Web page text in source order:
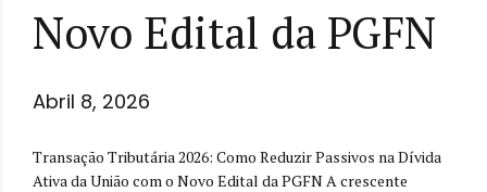
Novo Edital da PGFN
Abril 8, 2026
Transação Tributária 2026: Como Reduzir Passivos na Dívida
Ativa da União com o Novo Edital da PGFN A crescente